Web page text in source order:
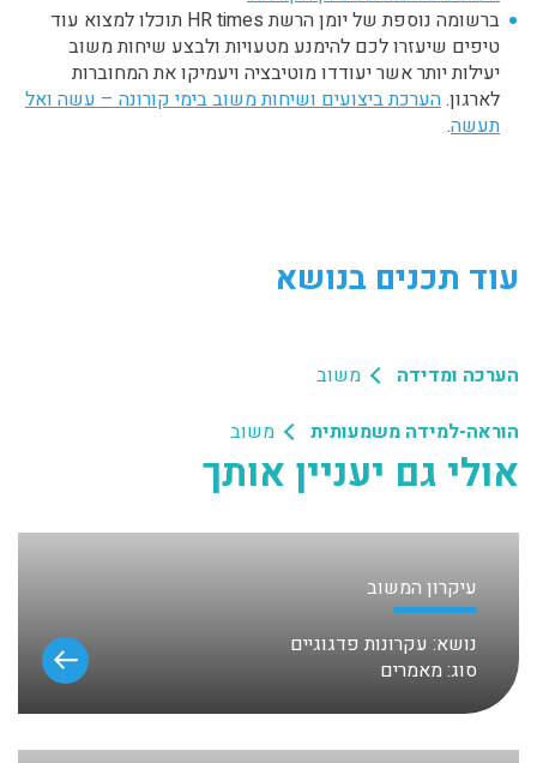
ברשומה נוספת של יומן הרשת HR times תוכלו למצוא עוד
טיפים שיעזרו לכם להימנע מטעויות ולבצע שיחות משוב
יעילות יותר אשר יעודדו מוטיבציה ויעמיקו את המחוברות
לארגון.הערכת ביצועים ושיחות משוב בימי קורונה – עשה ואל
תעשה.
עוד תכנים בנושא
הערכה ומדידה
משוב
הוראה-למידה משמעותית
משוב
אולי גם יעניין אותך
עיקרון המשוב
נושא: עקרונות פדגוגיים
סוג:מאמרים